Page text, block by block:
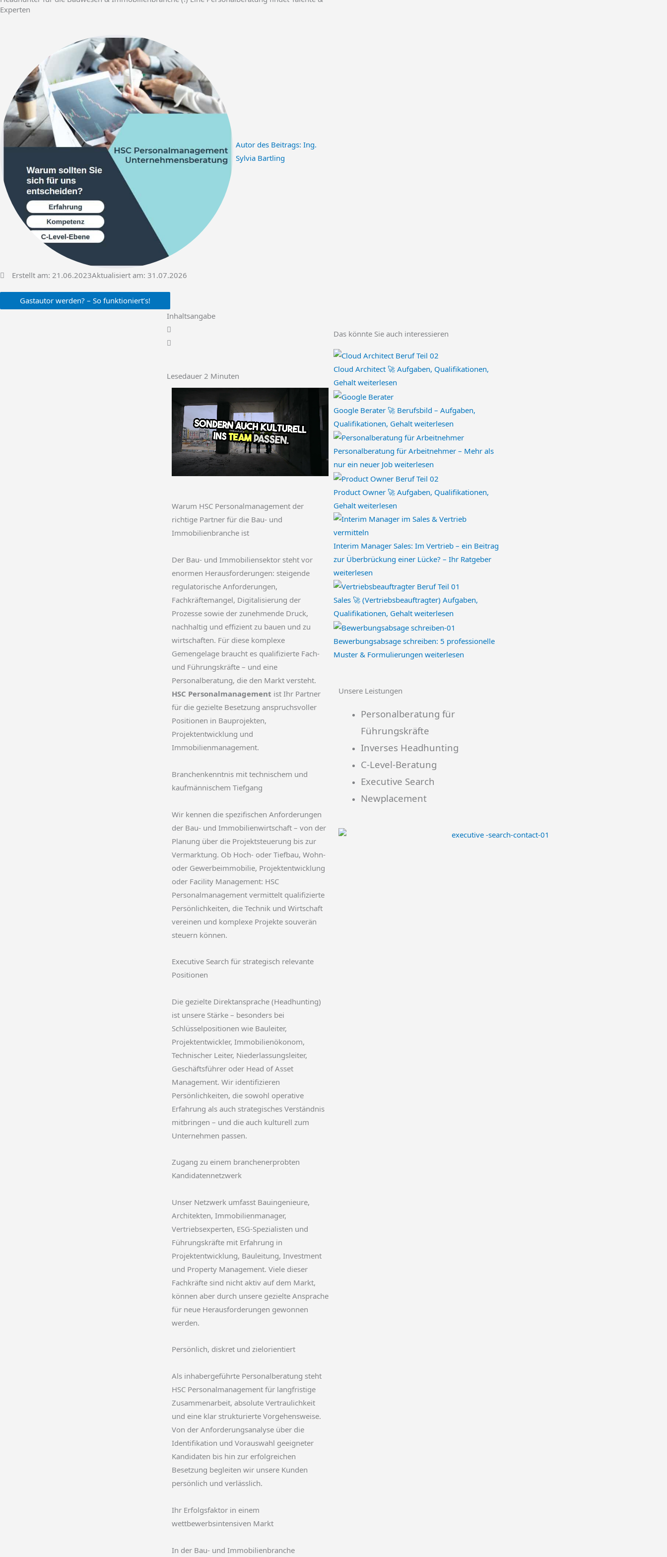
Experten
Autor des Beitrags: Ing.
Sylvia Bartling
Erstellt am: 21.06.2023Aktualisiert am: 31.07.2026
Gastautor werden? – So funktioniert’s!
Inhaltsangabe
Lesedauer 2 Minuten
Warum HSC Personalmanagement der
richtige Partner für die Bau- und
Immobilienbranche ist
Der Bau- und Immobiliensektor steht vor
enormen Herausforderungen: steigende
regulatorische Anforderungen,
Fachkräftemangel, Digitalisierung der
Prozesse sowie der zunehmende Druck,
nachhaltig und effizient zu bauen und zu
wirtschaften. Für diese komplexe
Gemengelage braucht es qualifizierte Fach-
und Führungskräfte – und eine
Personalberatung, die den Markt versteht.
HSC Personalmanagement ist Ihr Partner
für die gezielte Besetzung anspruchsvoller
Positionen in Bauprojekten,
Projektentwicklung und
Immobilienmanagement.
Branchenkenntnis mit technischem und
kaufmännischem Tiefgang
Wir kennen die spezifischen Anforderungen
der Bau- und Immobilienwirtschaft – von der
Planung über die Projektsteuerung bis zur
Vermarktung. Ob Hoch- oder Tiefbau, Wohn-
oder Gewerbeimmobilie, Projektentwicklung
oder Facility Management: HSC
Personalmanagement vermittelt qualifizierte
Persönlichkeiten, die Technik und Wirtschaft
vereinen und komplexe Projekte souverän
steuern können.
Executive Search für strategisch relevante
Positionen
Die gezielte Direktansprache (Headhunting)
ist unsere Stärke – besonders bei
Schlüsselpositionen wie Bauleiter,
Projektentwickler, Immobilienökonom,
Technischer Leiter, Niederlassungsleiter,
Geschäftsführer oder Head of Asset
Management. Wir identifizieren
Persönlichkeiten, die sowohl operative
Erfahrung als auch strategisches Verständnis
mitbringen – und die auch kulturell zum
Unternehmen passen.
Zugang zu einem branchenerprobten
Kandidatennetzwerk
Unser Netzwerk umfasst Bauingenieure,
Architekten, Immobilienmanager,
Vertriebsexperten, ESG-Spezialisten und
Führungskräfte mit Erfahrung in
Projektentwicklung, Bauleitung, Investment
und Property Management. Viele dieser
Fachkräfte sind nicht aktiv auf dem Markt,
können aber durch unsere gezielte Ansprache
für neue Herausforderungen gewonnen
werden.
Persönlich, diskret und zielorientiert
Als inhabergeführte Personalberatung steht
HSC Personalmanagement für langfristige
Zusammenarbeit, absolute Vertraulichkeit
und eine klar strukturierte Vorgehensweise.
Von der Anforderungsanalyse über die
Identifikation und Vorauswahl geeigneter
Kandidaten bis hin zur erfolgreichen
Besetzung begleiten wir unsere Kunden
persönlich und verlässlich.
Ihr Erfolgsfaktor in einem
wettbewerbsintensiven Markt
In der Bau- und Immobilienbranche
Das könnte Sie auch interessieren
Cloud Architect 🚀 Aufgaben, Qualifikationen,
Gehalt weiterlesen
Google Berater 🚀 Berufsbild – Aufgaben,
Qualifikationen, Gehalt weiterlesen
Personalberatung für Arbeitnehmer – Mehr als
nur ein neuer Job weiterlesen
Product Owner 🚀 Aufgaben, Qualifikationen,
Gehalt weiterlesen
Interim Manager Sales: Im Vertrieb – ein Beitrag
zur Überbrückung einer Lücke? – Ihr Ratgeber
weiterlesen
Sales 🚀 (Vertriebsbeauftragter) Aufgaben,
Qualifikationen, Gehalt weiterlesen
Bewerbungsabsage schreiben: 5 professionelle
Muster & Formulierungen weiterlesen
Unsere Leistungen
Personalberatung für
Führungskräfte
Inverses Headhunting
C-Level-Beratung
Executive Search
Newplacement